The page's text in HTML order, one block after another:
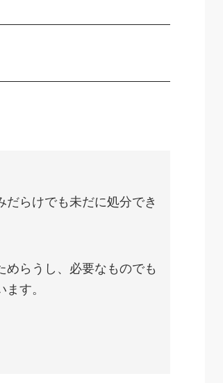
らけでも未だに処分でき
らうし、必要なものでも
す。